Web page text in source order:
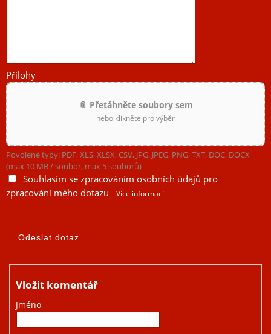
Přílohy
📎 Přetáhněte soubory sem
nebo klikněte pro výběr
Povolené typy: PDF, XLS, XLSX, CSV, JPG, JPEG, PNG, TXT, DOC, DOCX
(max 10 MB / soubor, max 5 souborů)
Souhlasím se zpracováním osobních údajů pro
zpracování mého dotazu
Více informací
Vložit komentář
Jméno